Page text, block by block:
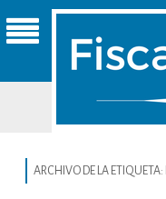
ARCHIVO DE LA ETIQUETA: